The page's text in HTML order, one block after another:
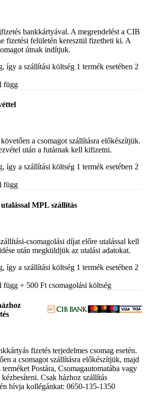
bankkártyával. A megrendelést a CIB
fizetési felületén keresztül fizetheti ki. A
útnak indítjuk.
, így a szállítási költség 1 termék esetében 2
függ
a csomagot szállításra előkészítjük.
után a futárnak kell kifizetni.
, így a szállítási költség 1 termék esetében 2
függ
MPL szállítás
csomagolási díjat előre utalással kell
után megküldjük az utalási adatokat.
, így a szállítási költség 1 termék esetében 2
függ + 500 Ft csomagolási költség
fizetés terjedelmes csomag esetén.
a csomagot szállításra előkészítjük, majd
Postára, Csomagautomatába vagy
Csak házhoz szállítás
hívja kollégánkat: 0650-135-1350